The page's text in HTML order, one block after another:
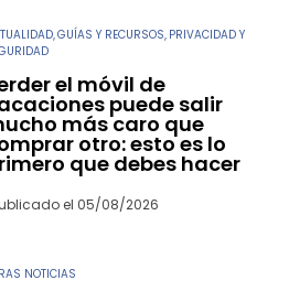
GUÍAS Y RECURSOS PRIVACIDAD Y
el móvil de
puede salir
más caro que
otro: esto es lo
que debes hacer
el 05/08/2026
NOTICIAS